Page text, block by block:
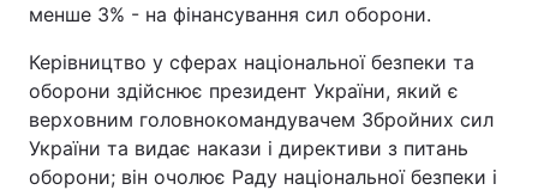
менше 3% - на фінансування сил оборони.
Керівництво у сферах національної безпеки та
оборони здійснює президент України, який є
верховним головнокомандувачем Збройних сил
України та видає накази і директиви з питань
оборони; він очолює Раду національної безпеки і